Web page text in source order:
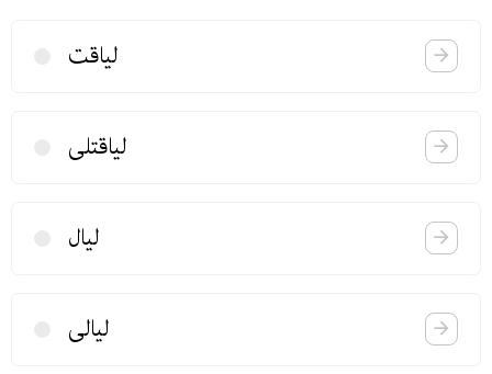
لیاقت
لیاقتلی
لیال
لیالی